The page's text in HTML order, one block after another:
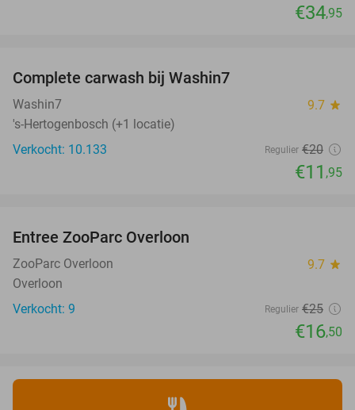
€34,95
Complete carwash bij Washin7
Washin7 9.7 star
's-Hertogenbosch (+1 locatie)
Verkocht: 10.133
Regulier €20
€11 ,95
TODAY
Entree ZooParc Overloon
ZooParc Overloon 9.7 star
Overloon
Verkocht: 9
Regulier €25
€16,50